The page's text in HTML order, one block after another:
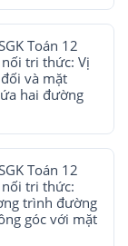
Toán 12
tri thức: Vị
và mặt
hai đường
Toán 12
tri thức:
trình đường
góc với mặt